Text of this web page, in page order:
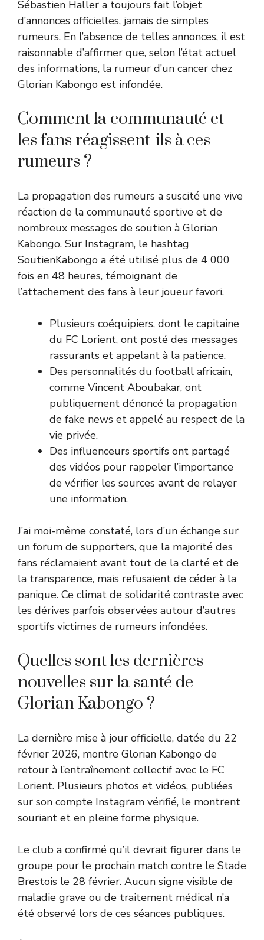
Sébastien Haller a toujours fait l’objet
d’annonces officielles, jamais de simples
rumeurs. En l’absence de telles annonces, il est
raisonnable d’affirmer que, selon l’état actuel
des informations, la rumeur d’un cancer chez
Glorian Kabongo est infondée.
Comment la communauté et
les fans réagissent-ils à ces
rumeurs ?
La propagation des rumeurs a suscité une vive
réaction de la communauté sportive et de
nombreux messages de soutien à Glorian
Kabongo. Sur Instagram, le hashtag
SoutienKabongo a été utilisé plus de 4 000
fois en 48 heures, témoignant de
l’attachement des fans à leur joueur favori.
Plusieurs coéquipiers, dont le capitaine
du FC Lorient, ont posté des messages
rassurants et appelant à la patience.
Des personnalités du football africain,
comme Vincent Aboubakar, ont
publiquement dénoncé la propagation
de fake news et appelé au respect de la
vie privée.
Des influenceurs sportifs ont partagé
des vidéos pour rappeler l’importance
de vérifier les sources avant de relayer
une information.
J’ai moi-même constaté, lors d’un échange sur
un forum de supporters, que la majorité des
fans réclamaient avant tout de la clarté et de
la transparence, mais refusaient de céder à la
panique. Ce climat de solidarité contraste avec
les dérives parfois observées autour d’autres
sportifs victimes de rumeurs infondées.
Quelles sont les dernières
nouvelles sur la santé de
Glorian Kabongo ?
La dernière mise à jour officielle, datée du 22
février 2026, montre Glorian Kabongo de
retour à l’entraînement collectif avec le FC
Lorient. Plusieurs photos et vidéos, publiées
sur son compte Instagram vérifié, le montrent
souriant et en pleine forme physique.
Le club a confirmé qu’il devrait figurer dans le
groupe pour le prochain match contre le Stade
Brestois le 28 février. Aucun signe visible de
maladie grave ou de traitement médical n’a
été observé lors de ces séances publiques.